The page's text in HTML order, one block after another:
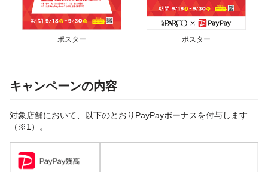
ポスター ポスター
キャンペーンの内容
対象店舗において、以下のとおりPayPayボーナスを付与します
（※1）。